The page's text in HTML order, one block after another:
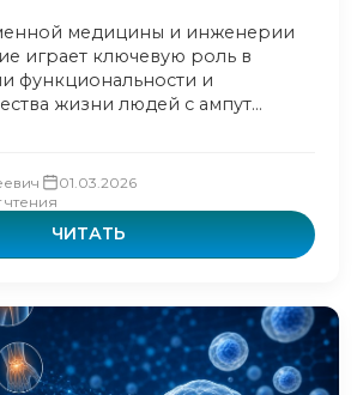
медицины и инженерии
играет ключевую роль в
функциональности и
жизни людей с ампут...
01.03.2026
чтения
ЧИТАТЬ